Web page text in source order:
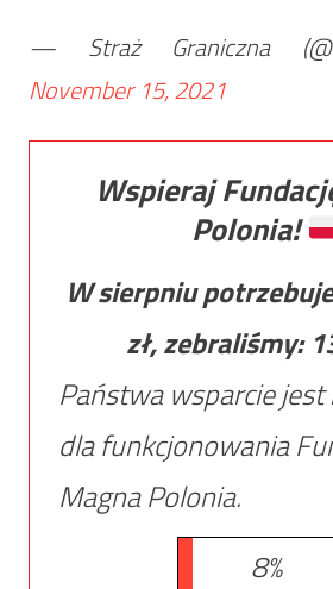
— Straż Graniczna
November 15, 2021
Wspieraj
Polonia!
W sierpniu
zł, zebraliśmy:
Państwa wsparcie
dla funkcjonowania
Magna Polonia.
8%